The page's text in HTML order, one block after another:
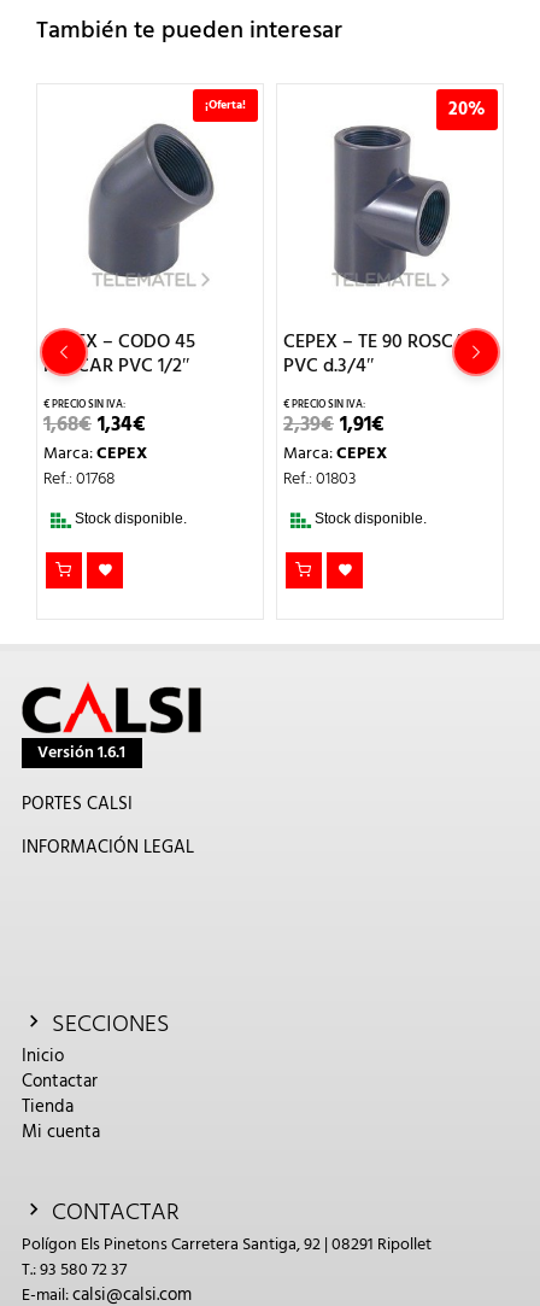
También te pueden interesar
¡Oferta!
CEPEX – CODO 45
ROSCAR PVC 1/2″
1,68€EL
PRECIO
ORIGINAL
ERA:
1,34€PRECIO
ACTUAL
Marca:CEPEX
Ref.: 01768
Stock disponible.
20%
CEPEX – TE 90 ROSCAR
PVC d.3/4″
2,39€EL
PRECIO
ORIGINAL
ERA:
1,91€PRECIO
ACTUAL
Marca:CEPEX
Ref.: 01803
Stock disponible.
Versión 1.6.1
PORTES CALSI
INFORMACIÓN LEGAL
SECCIONES
Inicio
Contactar
Tienda
Mi cuenta
CONTACTAR
Polígon Els Pinetons Carretera Santiga, 92 | 08291 Ripollet
T.: 93 580 72 37
E-mail:calsi@calsi.com